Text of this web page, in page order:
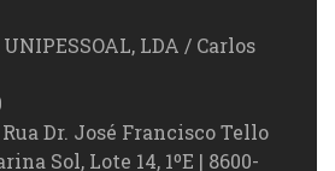
LDA / Carlos
Dr. José Francisco Tello
Sol, Lote 14, 1ºE | 8600-